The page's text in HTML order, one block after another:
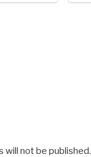
will not be published.